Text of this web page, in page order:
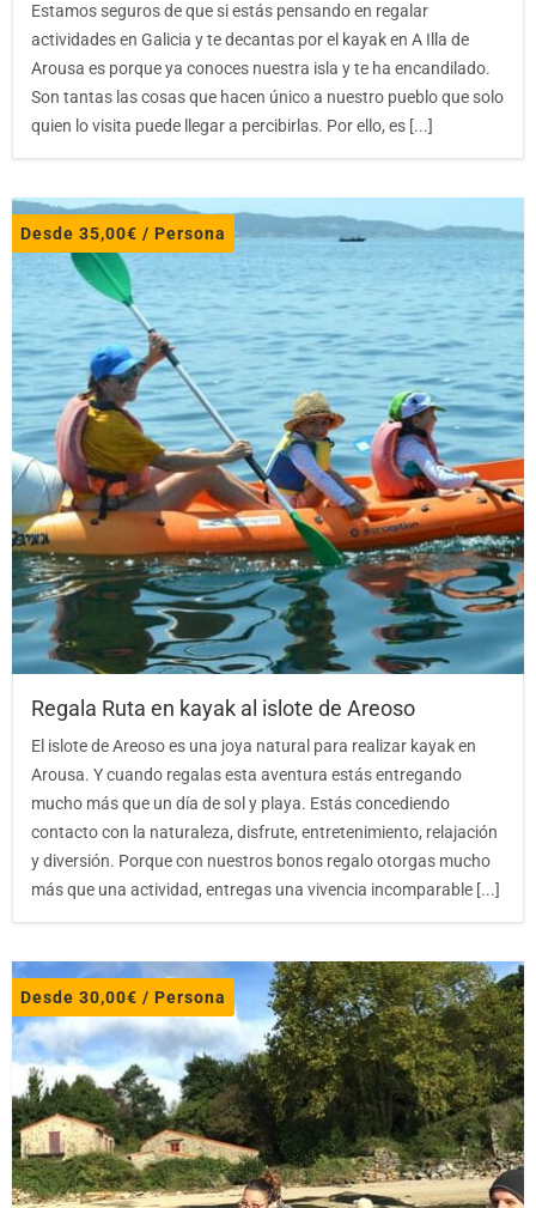
Estamos seguros de que si estás pensando en regalar
actividades en Galicia y te decantas por el kayak en A Illa de
Arousa es porque ya conoces nuestra isla y te ha encandilado.
Son tantas las cosas que hacen único a nuestro pueblo que solo
quien lo visita puede llegar a percibirlas. Por ello, es [...]
Desde 35,00€ / Persona
Regala Ruta en kayak al islote de Areoso
El islote de Areoso es una joya natural para realizar kayak en
Arousa. Y cuando regalas esta aventura estás entregando
mucho más que un día de sol y playa. Estás concediendo
contacto con la naturaleza, disfrute, entretenimiento, relajación
y diversión. Porque con nuestros bonos regalo otorgas mucho
más que una actividad, entregas una vivencia incomparable [...]
Desde 30,00€ / Persona